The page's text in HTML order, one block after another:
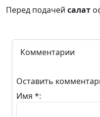
Перед подачей салат
Комментарии
Оставить
Имя *: